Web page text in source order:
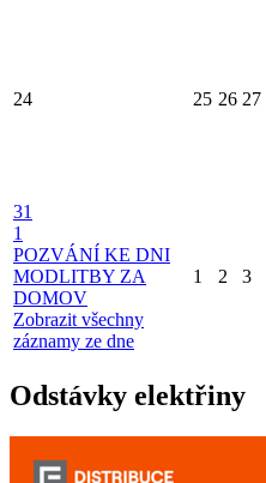
24 25 26 27
31
1
POZVÁNÍ KE DNI
MODLITBY ZA
DOMOV
Zobrazit všechny
záznamy ze dne
1 2 3
Odstávky elektřiny